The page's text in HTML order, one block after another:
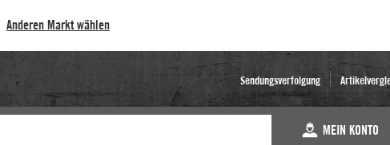
Anderen Markt wählen
Sendungsverfolgung
MEIN KONTO